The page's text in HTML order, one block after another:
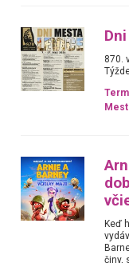
870.
Keď
činy,